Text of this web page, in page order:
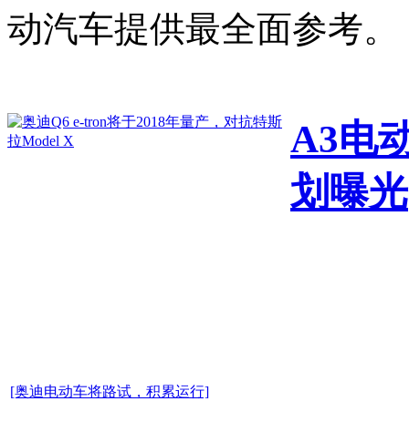
动汽车提供最全面参考。
A3电
划曝光
[奥迪电动车将路试，积累运行]